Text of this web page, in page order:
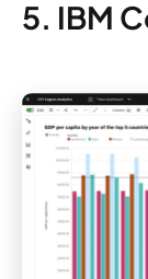
5. IBM